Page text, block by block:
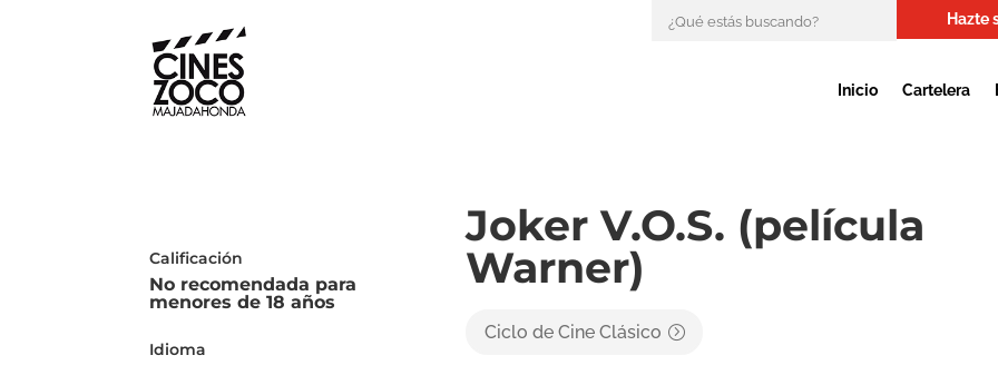
Hazte
Inicio Cartelera
Calificación
No recomendada para
menores de 18 años
Idioma
Joker V.O.S. (película
Warner)
Ciclo de Cine Clásico